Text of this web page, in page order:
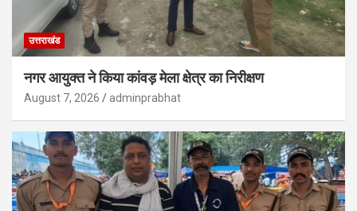
उत्तराखंड
नगर आयुक्त ने किया कांवड़ मेला क्षेत्र का निरीक्षण
August 7, 2026 adminprabhat